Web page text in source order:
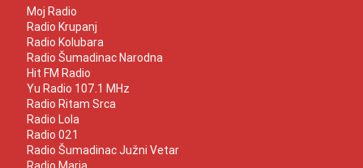
Moj Radio
Radio Krupanj
Radio Kolubara
Radio Šumadinac Narodna
Hit FM Radio
Yu Radio 107.1 MHz
Radio Ritam Srca
Radio Lola
Radio 021
Radio Šumadinac Južni Vetar